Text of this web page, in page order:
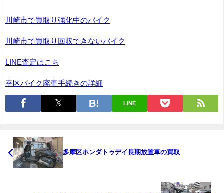
川崎市で買取り強化中のバイク
川崎市で買取り回収できないバイク
LINE査定はこち
幸区バイク廃車手続きの詳細
LINE
多摩区ホンダトゥデイ長期放置車の買取